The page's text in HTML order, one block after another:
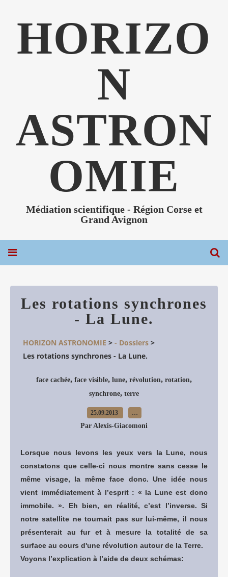
HORIZO
N
ASTRON
OMIE
Médiation scientifique - Région Corse et
Grand Avignon
Les rotations synchrones
- La Lune.
HORIZON ASTRONOMIE > - Dossiers >
Les rotations synchrones - La Lune.
face cachée, face visible, lune, révolution, rotation,
synchrone, terre
25.09.2013 …
Par Alexis-Giacomoni
Lorsque nous levons les yeux vers la Lune, nous
constatons que celle-ci nous montre sans cesse le
même visage, la même face donc. Une idée nous
vient immédiatement à l’esprit : « la Lune est donc
immobile. ». Eh bien, en réalité, c’est l’inverse. Si
notre satellite ne tournait pas sur lui-même, il nous
présenterait au fur et à mesure la totalité de sa
surface au cours d'une révolution autour de la Terre.
Voyons l’explication à l’aide de deux schémas: